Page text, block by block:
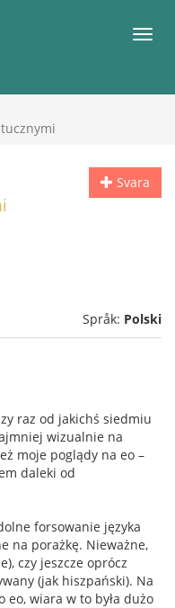
Meny
Svara
Språk: Polski
raz od jakichś siedmiu
wizualnie na
moje poglądy na eo –
daleki od
forsowanie języka
na porażkę. Nieważne,
czy jeszcze oprócz
(jak hiszpański). Na
eo, wiara w to była dużo